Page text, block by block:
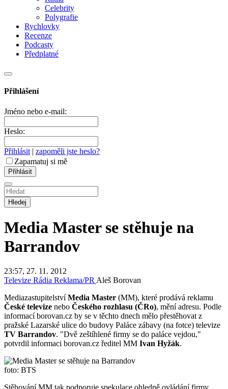
Celebrity
Polygrafie
Rychlovky
Recenze
Podcasty
Předplatné
Přihlášení
Jméno nebo e-mail:
Heslo:
Přihlásit | zapoměli jste heslo?
Zapamatuj si mě
Hledej
Media Master se stěhuje na
Barrandov
23:57, 27. 11. 2012
Televize Rádia Reklama/PRAleš Borovan
MediazastupitelstvíMedia Master (MM), které prodává reklamu
České televize nebo Českého rozhlasu (ČRo), mění adresu. Podle
informací borovan.cz by se v těchto dnech mělo přestěhovat z
pražské Lazarské ulice do budovy Paláce zábavy (na fotce) televize
TV Barrandov. "Dvě zeštíhlené firmy se do paláce vejdou,"
potvrdil informaci borovan.cz ředitel MM Ivan Hyžák.
foto: BTS